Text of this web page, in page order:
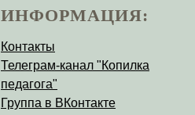
ИНФОРМАЦИЯ:
Контакты
Телеграм-канал "Копилка
педагога"
Группа в ВКонтакте